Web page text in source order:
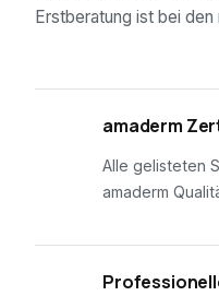
Erstberatung ist bei
amaderm
Alle gelisteten
amaderm